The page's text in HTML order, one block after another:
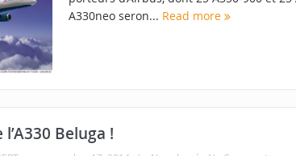
A330neo seron... Read more
Beluga !